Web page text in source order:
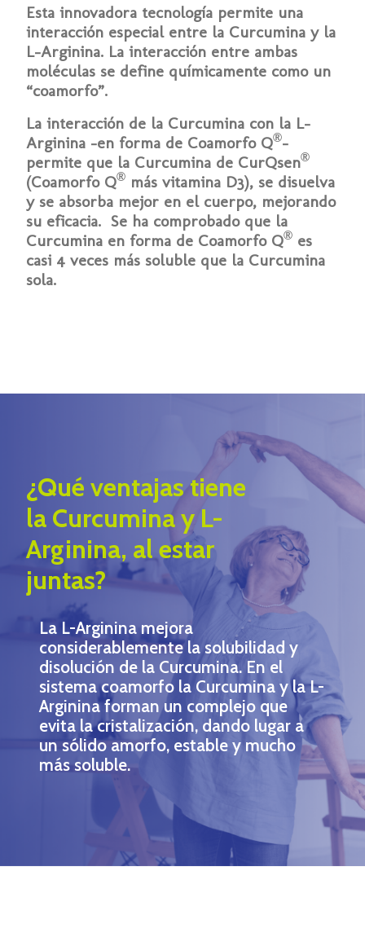
Esta innovadora tecnología permite una
interacción especial entre la Curcumina y la
L-Arginina. La interacción entre ambas
moléculas se define químicamente como un
“coamorfo”.
La interacción de la Curcumina con la L-
Arginina –en forma de Coamorfo Q®–
permite que la Curcumina de CurQsen®
(Coamorfo Q® más vitamina D3), se disuelva
y se absorba mejor en el cuerpo, mejorando
su eficacia. Se ha comprobado que la
Curcumina en forma de Coamorfo Q® es
casi 4 veces más soluble que la Curcumina
sola.
¿Qué ventajas tiene
la Curcumina y L-
Arginina, al estar
juntas?
La L-Arginina mejora
considerablemente la solubilidad y
disolución de la Curcumina. En el
sistema coamorfo la Curcumina y la L-
Arginina forman un complejo que
evita la cristalización, dando lugar a
un sólido amorfo, estable y mucho
más soluble.